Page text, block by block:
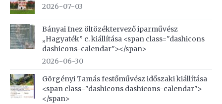
2026-07-03
Bányai Inez öltözéktervező iparművész
„Hagyaték” c. kiállítása <span class="dashicons
dashicons-calendar"></span>
2026-06-30
Görgényi Tamás festőművész időszaki kiállítása
<span class="dashicons dashicons-calendar">
</span>